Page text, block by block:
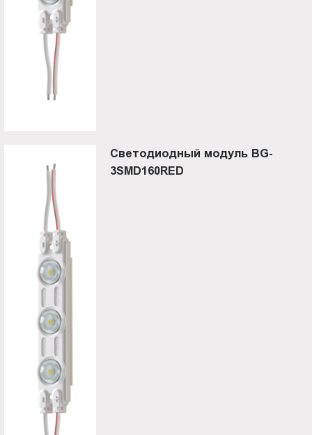
Светодиодный модуль BG-
3SMD160RED